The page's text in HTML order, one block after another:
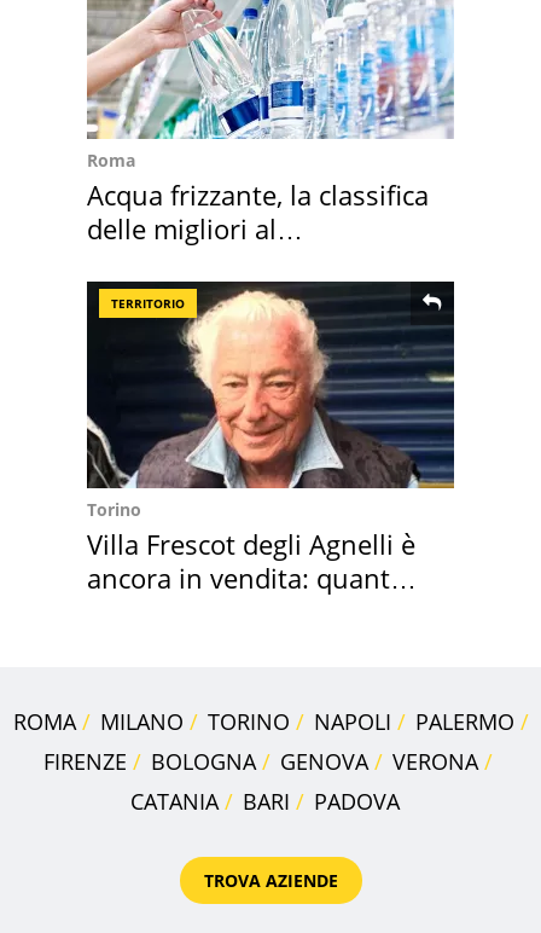
Roma
Acqua frizzante, la classifica
delle migliori al
TERRITORIO
Torino
Villa Frescot degli Agnelli è
ancora in vendita: quanto
ROMA MILANO TORINO NAPOLI
PALERMO
FIRENZE
BOLOGNA GENOVA
VERONA
CATANIA
BARI PADOVA
TROVA AZIENDE